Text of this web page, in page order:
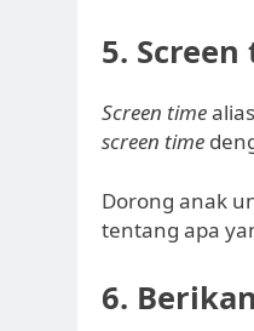
5.
Screen time
screen time
Dorong anak
tentang apa
6.